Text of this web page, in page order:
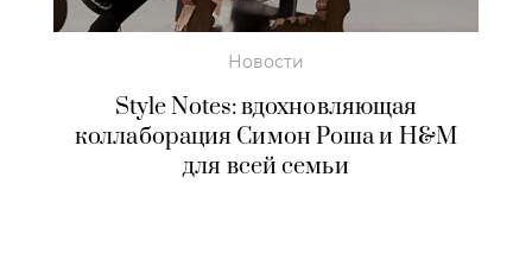
Новости
Style Notes: вдохновляющая
коллаборация Симон Роша и H&M
для всей семьи